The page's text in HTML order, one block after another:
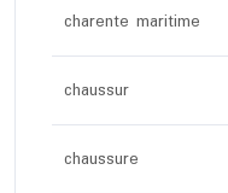
charente maritime
chaussur
chaussure